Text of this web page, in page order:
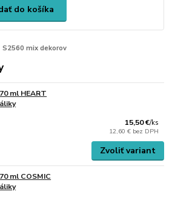
do košíka
S2560 mix dekorov
ml HEART
15,50 €/ks
12,60 € bez DPH
Zvoliť variant
ml COSMIC